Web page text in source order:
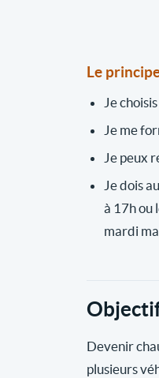
Le
Je
Je me
Je peux
Je dois
à 17h ou
mardi
Devenir
plusieurs